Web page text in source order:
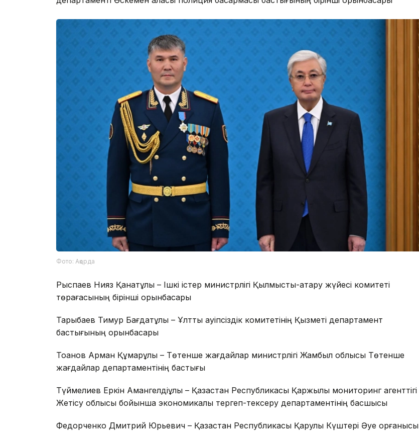
Фото: Ақорда
Рыспаев Нияз Қанатұлы – Ішкі істер министрлігі Қылмыстық-атқару жүйесі комитеті
төрағасының бірінші орынбасары
Тарыбаев Тимур Бағдатұлы – Ұлттық қауіпсіздік комитетінің Қызметі департамент
бастығының орынбасары
Тоқанов Арман Құмарұлы – Төтенше жағдайлар министрлігі Жамбыл облысы Төтенше
жағдайлар департаментінің бастығы
Түймелиев Еркін Амангелдіұлы – Қазақстан Республикасы Қаржылық мониторинг агенттігі
Жетісу облысы бойынша экономикалық тергеп-тексеру департаментінің басшысы
Федорченко Дмитрий Юрьевич – Қазақстан Республикасы Қарулы Күштері Әуе қорғанысы